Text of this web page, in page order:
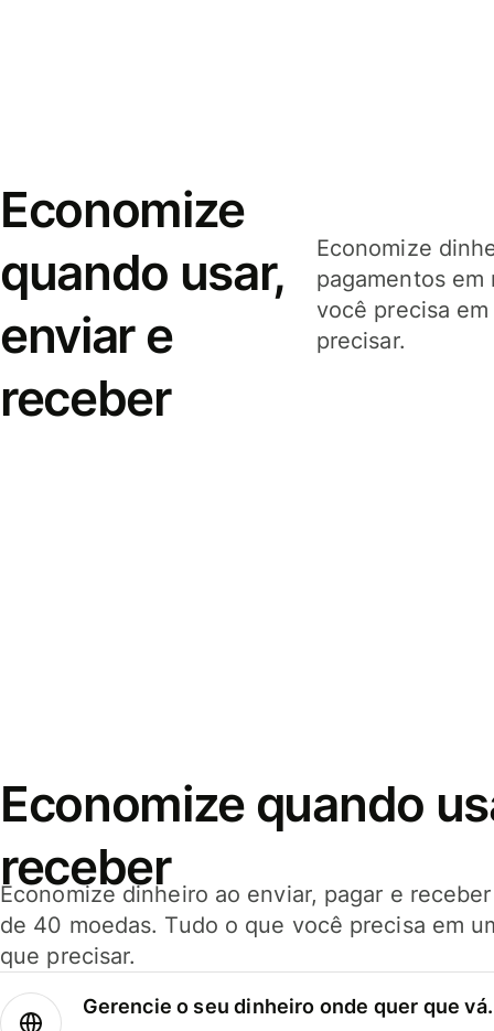
Economize
quando usar,
enviar e
receber
Economize
pagamentos
você precisa
precisar.
Economize quando
receber
Economize dinheiro ao enviar, pagar e
de 40 moedas. Tudo o que você precisa em
que precisar.
Gerencie o seu dinheiro onde quer que vá.